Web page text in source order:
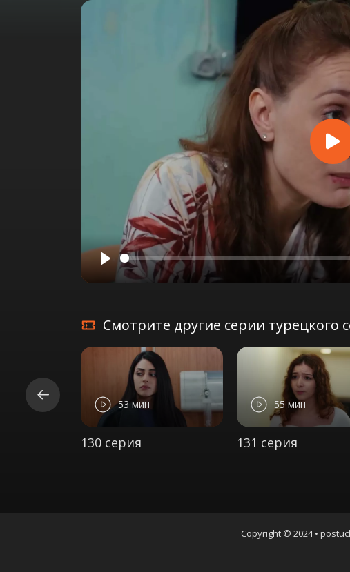
Play
Смотрите другие серии турецкого
53 мин
130 серия
55 мин
131 серия
Copyright © 2024 •